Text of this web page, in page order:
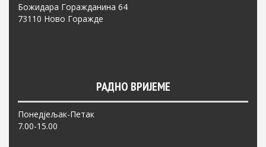
Божидара Горажданина 64
73110 Ново Горажде
РАДНО ВРИЈЕМЕ
Понедјељак-Петак
7.00-15.00